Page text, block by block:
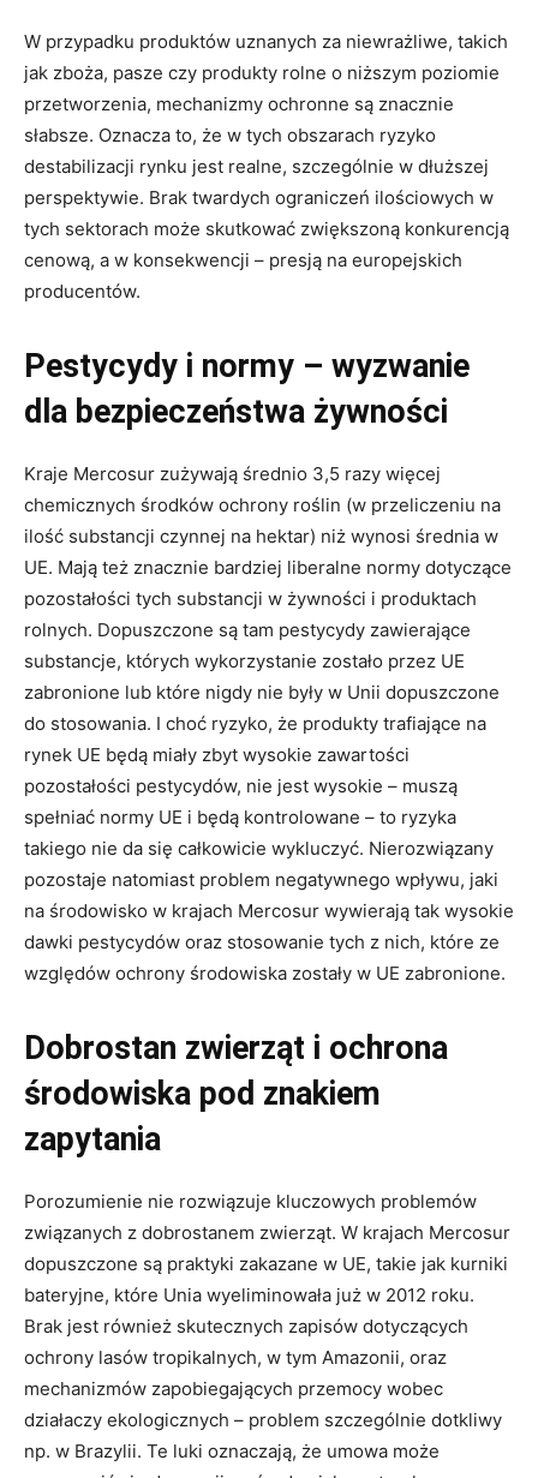
W przypadku produktów uznanych za niewrażliwe, takich
jak zboża, pasze czy produkty rolne o niższym poziomie
przetworzenia, mechanizmy ochronne są znacznie
słabsze. Oznacza to, że w tych obszarach ryzyko
destabilizacji rynku jest realne, szczególnie w dłuższej
perspektywie. Brak twardych ograniczeń ilościowych w
tych sektorach może skutkować zwiększoną konkurencją
cenową, a w konsekwencji – presją na europejskich
producentów.
Pestycydy i normy – wyzwanie
dla bezpieczeństwa żywności
Kraje Mercosur zużywają średnio 3,5 razy więcej
chemicznych środków ochrony roślin (w przeliczeniu na
ilość substancji czynnej na hektar) niż wynosi średnia w
UE. Mają też znacznie bardziej liberalne normy dotyczące
pozostałości tych substancji w żywności i produktach
rolnych. Dopuszczone są tam pestycydy zawierające
substancje, których wykorzystanie zostało przez UE
zabronione lub które nigdy nie były w Unii dopuszczone
do stosowania. I choć ryzyko, że produkty trafiające na
rynek UE będą miały zbyt wysokie zawartości
pozostałości pestycydów, nie jest wysokie – muszą
spełniać normy UE i będą kontrolowane – to ryzyka
takiego nie da się całkowicie wykluczyć. Nierozwiązany
pozostaje natomiast problem negatywnego wpływu, jaki
na środowisko w krajach Mercosur wywierają tak wysokie
dawki pestycydów oraz stosowanie tych z nich, które ze
względów ochrony środowiska zostały w UE zabronione.
Dobrostan zwierząt i ochrona
środowiska pod znakiem
zapytania
Porozumienie nie rozwiązuje kluczowych problemów
związanych z dobrostanem zwierząt. W krajach Mercosur
dopuszczone są praktyki zakazane w UE, takie jak kurniki
bateryjne, które Unia wyeliminowała już w 2012 roku.
Brak jest również skutecznych zapisów dotyczących
ochrony lasów tropikalnych, w tym Amazonii, oraz
mechanizmów zapobiegających przemocy wobec
działaczy ekologicznych – problem szczególnie dotkliwy
np. w Brazylii. Te luki oznaczają, że umowa może